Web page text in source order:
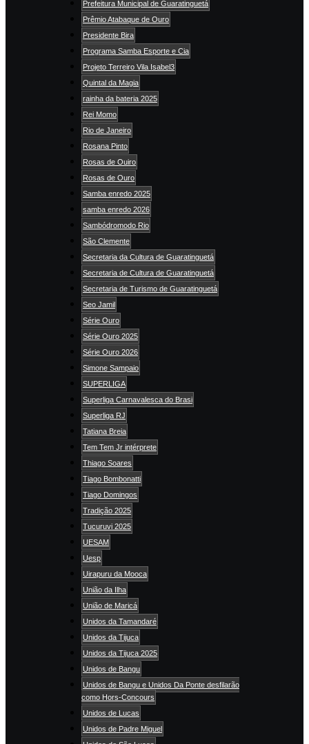
Prefeitura Municipal de Guaratinguetá
Prêmio Atabaque de Ouro
Presidente Bira
Programa Samba Esporte e Cia
Projeto Terreiro Vila Isabel3
Quintal da Magia
rainha da bateria 2025
Rei Momo
Rio de Janeiro
Rosana Pinto
Rosas de Ouiro
Rosas de Ouro
Samba enredo 2025
samba enredo 2026
Sambódromodo Rio
São Clemente
Secretaria da Cultura de Guaratinguetá
Secretaria de Cultura de Guaratinguetá
Secretaria de Turismo de Guaratinguetá
Seo Jamil
Série Ouro
Série Ouro 2025
Série Ouro 2026
Simone Sampaio
SUPERLIGA
Superliga Carnavalesca do Brasi
Superliga RJ
Tatiana Breia
Tem Tem Jr intérprete
Thiago Soares
Tiago Bombonatti
Tiago Domingos
Tradição 2025
Tucuruvi 2025
UESAM
Uesp
Uirapuru da Mooca
União da Ilha
União de Maricá
Unidos da Tamandaré
Unidos da Tijuca
Unidos da Tijuca 2025
Unidos de Bangu
Unidos de Bangu e Unidos Da Ponte desfilarão
como Hors-Concours
Unidos de Lucas
Unidos de Padre Miguel